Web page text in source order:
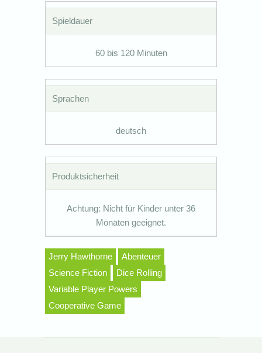
Spieldauer
60 bis 120 Minuten
Sprachen
deutsch
Produktsicherheit
Achtung: Nicht für Kinder unter 36
Monaten geeignet.
Jerry Hawthorne
Abenteuer
Science Fiction
Dice Rolling
Variable Player Powers
Cooperative Game